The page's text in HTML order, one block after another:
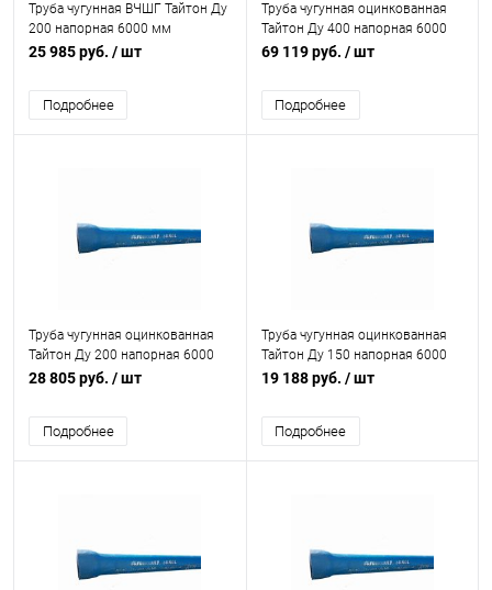
Труба чугунная ВЧШГ Тайтон Ду
200 напорная 6000 мм
раструбная с ВГЦ б/к с нар. лак.
25 985 руб. / шт
Подробнее
Труба чугунная оцинкованная
Тайтон Ду 400 напорная 6000
мм раструбная с ВГЦ б/к с нар.
Свободный Сокол
69 119 руб. / шт
Подробнее
Труба чугунная оцинкованная
Тайтон Ду 200 напорная 6000
мм раструбная с ВГЦ б/к с нар.
Свободный Сокол
28 805 руб. / шт
Подробнее
Труба чугунная оцинкованная
Тайтон Ду 150 напорная 6000
мм раструбная с ВГЦ б/к с нар.
Свободный Сокол
19 188 руб. / шт
Подробнее